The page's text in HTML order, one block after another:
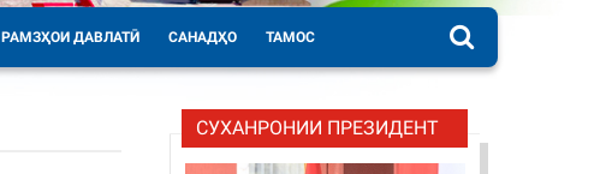
РАМЗҲОИ ДАВЛАТӢ САНАДҲО ТАМОС
СУХАНРОНИИ ПРЕЗИДЕНТ